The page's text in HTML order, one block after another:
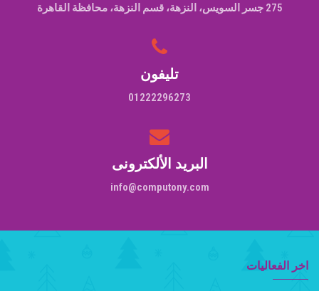
275 جسر السويس، النزهة، قسم النزهة، محافظة القاهرة‬
تليفون
01222296273
البريد الألكترونى
info@computony.com
اخر الفعاليات